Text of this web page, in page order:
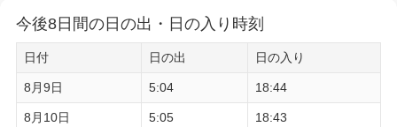
今後8日間の日の出・日の入り時刻
日付 日の出 日の入り
8月9日 5:04 18:44
8月10日 5:05 18:43